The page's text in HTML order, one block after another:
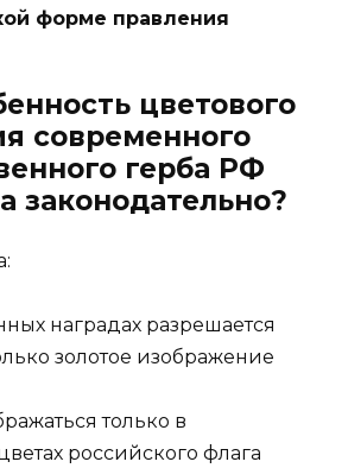
форме правления
цветового
современного
герба РФ
законодательно?
наградах разрешается
золотое изображение
только в
российского флага